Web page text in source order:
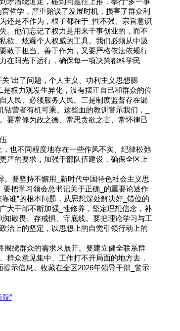
官哲学，严重贻误了发展时机，损害了群众利
还是不作为，根子都在于_性不强、宗旨意识
。他们忘记了权力是用来干事创业的，而不
欲、炫耀个人权威的工具。我们必须从中汲
敢于担当、善于作为，又要严格依法依规行
在阳光下运行，确保每一项决策都科学民
”出了问题，个人主义、功利主义思想膨
权力观发生异化，没有摆正自己和群众的位
人民、必须服务人民。三是制度监督存在漏
营者有机可乘。这些血的教训警示我们，_
要常修为政之德、常思贪欲之害、常怀律己
也不同程度地存在一些作风不实、纪律松弛
严的要求，加强干部队伍建设，确保全区上
。要坚持不懈用_新时代中国特色社会主义思
把学习领会总书记关于正确_的重要论述作
谁”的根本问题，从思想深处解决好_错位的
大干部不断加强_性修养，坚定理想信念，补
敬畏、存戒惧、守底线。要把理论学习与工
治上的坚定，以思想上的自觉引领行动上的
围绕群众的需求来展开。要建立健全联系群
群众意见集中、工作打不开局面的地方去，
示信息。 收藏在全区2026年领导干部_警示
”